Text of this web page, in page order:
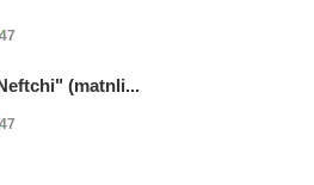
47
(matnli...
47